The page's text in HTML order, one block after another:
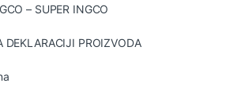
– SUPER INGCO
DEKLARACIJI PROIZVODA